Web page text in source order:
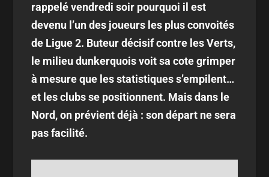
rappelé vendredi soir pourquoi il est
devenu l’un des joueurs les plus convoités
de Ligue 2. Buteur décisif contre les Verts,
le milieu dunkerquois voit sa cote grimper
à mesure que les statistiques s’empilent…
et les clubs se positionnent. Mais dans le
Nord, on prévient déjà : son départ ne sera
pas facilité.